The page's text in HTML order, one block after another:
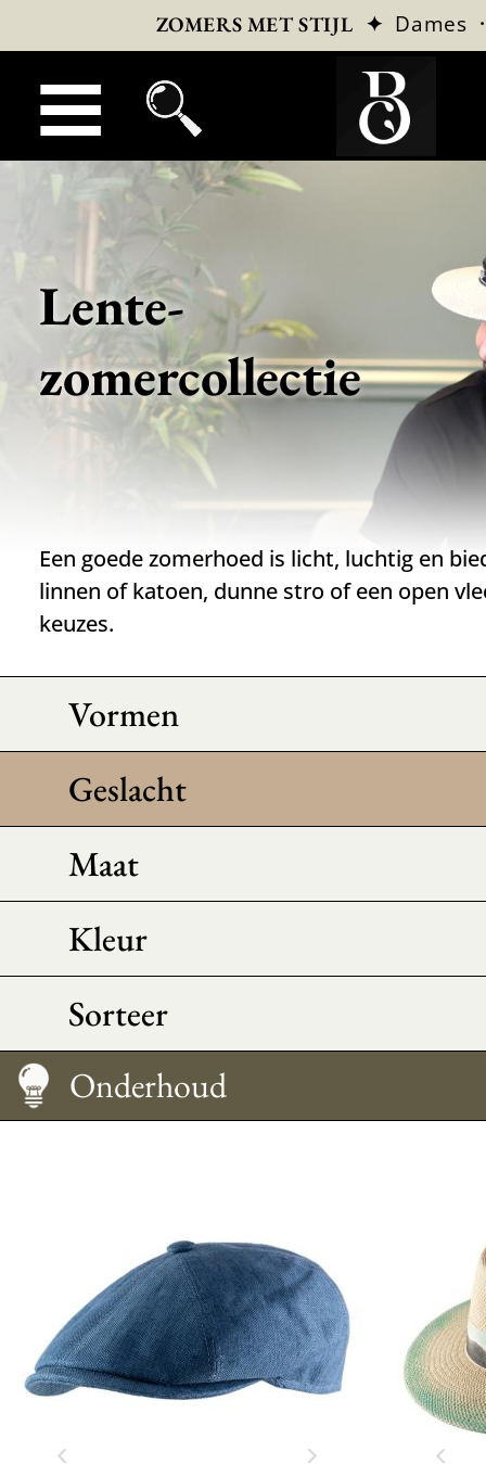
ZOMERS MET STIJL ✦ Dames
Lente-
zomercollectie
Een goede zomerhoed is licht, luchtig en
linnen of katoen, dunne stro of een open
keuzes.
Vormen
Geslacht
Maat
Kleur
Sorteer
Maattabel
Onderhoud